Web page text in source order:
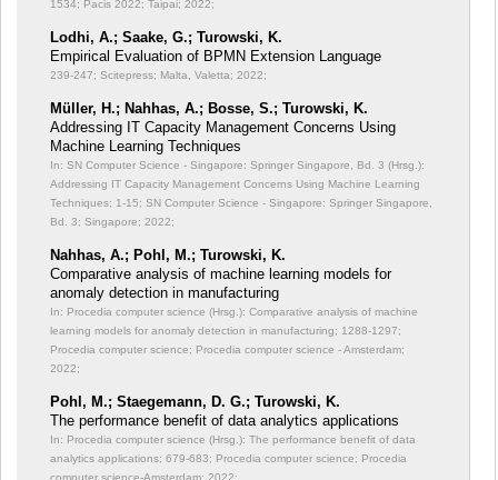
1534; Pacis 2022; Taipai; 2022;
Lodhi, A.; Saake, G.; Turowski, K.
Empirical Evaluation of BPMN Extension Language
239-247; Scitepress; Malta, Valetta; 2022;
Müller, H.; Nahhas, A.; Bosse, S.; Turowski, K.
Addressing IT Capacity Management Concerns Using
Machine Learning Techniques
In: SN Computer Science - Singapore: Springer Singapore, Bd. 3 (Hrsg.):
Addressing IT Capacity Management Concerns Using Machine Learning
Techniques; 1-15; SN Computer Science - Singapore: Springer Singapore,
Bd. 3; Singapore; 2022;
Nahhas, A.; Pohl, M.; Turowski, K.
Comparative analysis of machine learning models for
anomaly detection in manufacturing
In: Procedia computer science (Hrsg.): Comparative analysis of machine
learning models for anomaly detection in manufacturing; 1288-1297;
Procedia computer science; Procedia computer science - Amsterdam;
2022;
Pohl, M.; Staegemann, D. G.; Turowski, K.
The performance benefit of data analytics applications
In: Procedia computer science (Hrsg.): The performance benefit of data
analytics applications; 679-683; Procedia computer science; Procedia
computer science-Amsterdam; 2022;